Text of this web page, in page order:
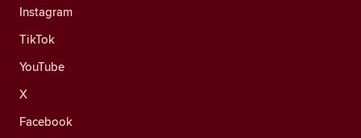
Instagram
TikTok
YouTube
X
Facebook